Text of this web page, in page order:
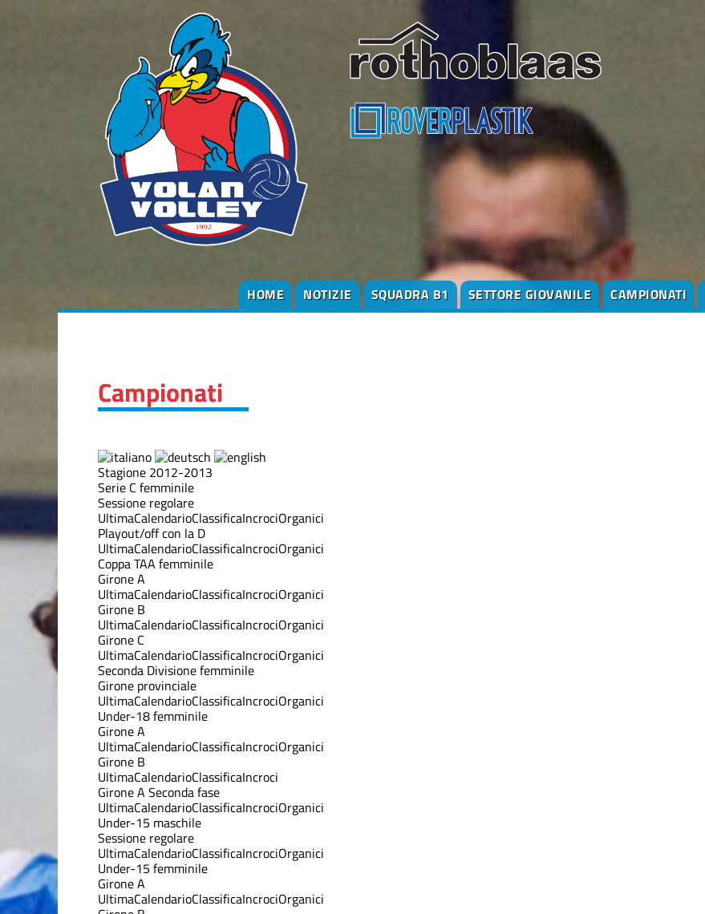
HOME NOTIZIE SQUADRA B1 SETTORE GIOVANILE CAMPIONATI
Campionati
Stagione 2012-2013
Serie C femminile
Sessione regolare
UltimaCalendarioClassificaIncrociOrganici
Playout/off con la D
UltimaCalendarioClassificaIncrociOrganici
Coppa TAA femminile
Girone A
UltimaCalendarioClassificaIncrociOrganici
Girone B
UltimaCalendarioClassificaIncrociOrganici
Girone C
UltimaCalendarioClassificaIncrociOrganici
Seconda Divisione femminile
Girone provinciale
UltimaCalendarioClassificaIncrociOrganici
Under-18 femminile
Girone A
UltimaCalendarioClassificaIncrociOrganici
Girone B
UltimaCalendarioClassificaIncroci
Girone A Seconda fase
UltimaCalendarioClassificaIncrociOrganici
Under-15 maschile
Sessione regolare
UltimaCalendarioClassificaIncrociOrganici
Under-15 femminile
Girone A
UltimaCalendarioClassificaIncrociOrganici